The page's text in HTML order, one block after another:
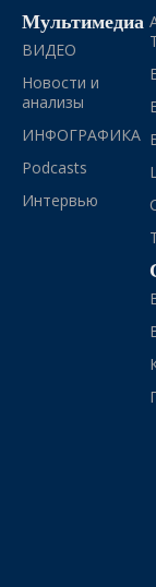
Мультимедиа
ВИДЕО
Новости и
анализы
ИНФОГРАФИКА
Podcasts
Интервью